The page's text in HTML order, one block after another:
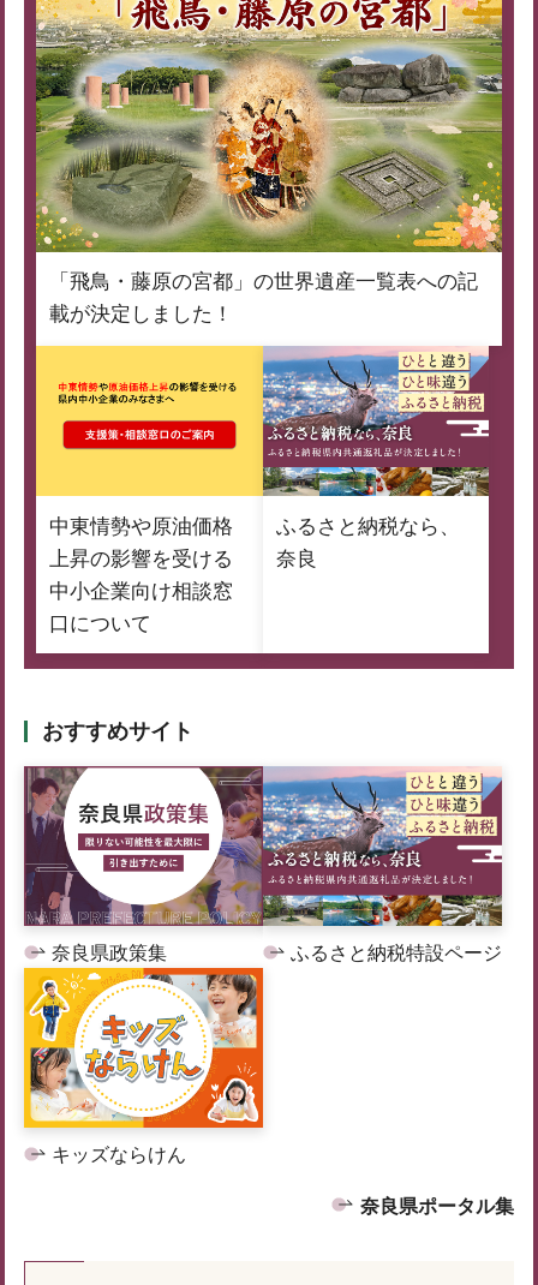
「飛鳥・藤原の宮都」の世界遺産一覧表への記
載が決定しました！
中東情勢や原油価格
上昇の影響を受ける
中小企業向け相談窓
口について
ふるさと納税なら、
奈良
おすすめサイト
奈良県政策集 ふるさと納税特設ページ
キッズならけん
奈良県ポータル集